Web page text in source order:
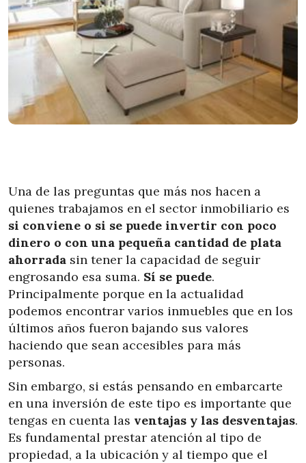
Una de las preguntas que más nos hacen a
quienes trabajamos en el sector inmobiliario es
si conviene o si se puede invertir con poco
dinero o con una pequeña cantidad de plata
ahorrada sin tener la capacidad de seguir
engrosando esa suma. Sí se puede.
Principalmente porque en la actualidad
podemos encontrar varios inmuebles que en los
últimos años fueron bajando sus valores
haciendo que sean accesibles para más
personas.
Sin embargo, si estás pensando en embarcarte
en una inversión de este tipo es importante que
tengas en cuenta las ventajas y las desventajas.
Es fundamental prestar atención al tipo de
propiedad, a la ubicación y al tiempo que el